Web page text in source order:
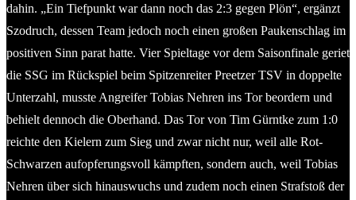
dahin. „Ein Tiefpunkt war dann noch das 2:3 gegen Plön“, ergänzt
Szodruch, dessen Team jedoch noch einen großen Paukenschlag im
positiven Sinn parat hatte. Vier Spieltage vor dem Saisonfinale geriet
die SSG im Rückspiel beim Spitzenreiter Preetzer TSV in doppelte
Unterzahl, musste Angreifer Tobias Nehren ins Tor beordern und
behielt dennoch die Oberhand. Das Tor von Tim Gürntke zum 1:0
reichte den Kielern zum Sieg und zwar nicht nur, weil alle Rot-
Schwarzen aufopferungsvoll kämpften, sondern auch, weil Tobias
Nehren über sich hinauswuchs und zudem noch einen Strafstoß der